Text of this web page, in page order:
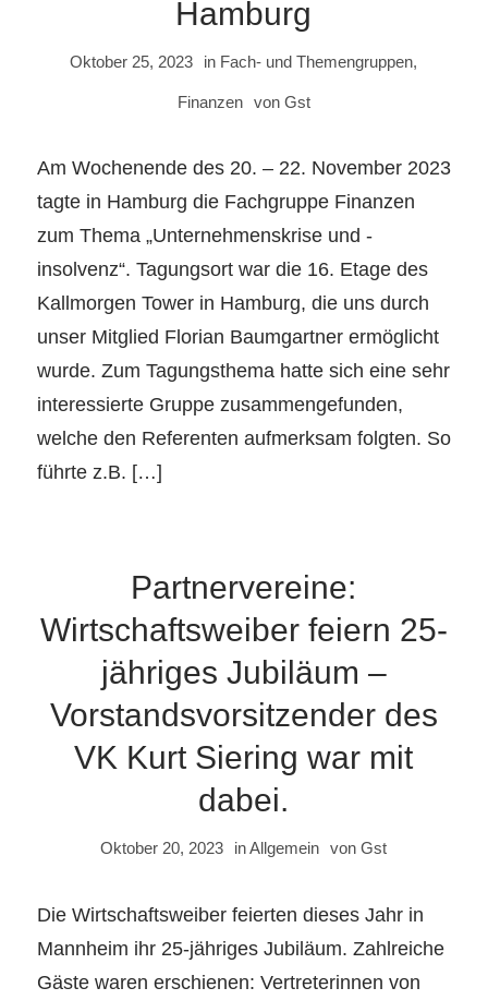
Hamburg
Oktober 25, 2023 in Fach- und Themengruppen,
Finanzen von Gst
Am Wochenende des 20. – 22. November 2023
tagte in Hamburg die Fachgruppe Finanzen
zum Thema „Unternehmenskrise und -
insolvenz“. Tagungsort war die 16. Etage des
Kallmorgen Tower in Hamburg, die uns durch
unser Mitglied Florian Baumgartner ermöglicht
wurde. Zum Tagungsthema hatte sich eine sehr
interessierte Gruppe zusammengefunden,
welche den Referenten aufmerksam folgten. So
führte z.B. […]
Partnervereine:
Wirtschaftsweiber feiern 25-
jähriges Jubiläum –
Vorstandsvorsitzender des
VK Kurt Siering war mit
dabei.
Oktober 20, 2023 inAllgemein vonGst
Die Wirtschaftsweiber feierten dieses Jahr in
Mannheim ihr 25-jähriges Jubiläum. Zahlreiche
Gäste waren erschienen: Vertreterinnen von